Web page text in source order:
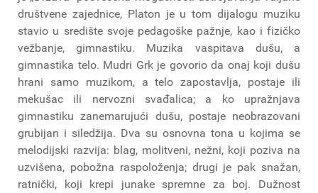
društvene zajednice, Platon je u tom dijalogu muziku
stavio u središte svoje pedagoške pažnje, kao i fizičko
vežbanje, gimnastiku. Muzika vaspitava dušu, a
gimnastika telo. Mudri Grk je govorio da onaj koji dušu
hrani samo muzikom, a telo zapostavlja, postaje ili
mekušac ili nervozni svađalica; a ko upražnjava
gimnastiku zanemarujući dušu, postaje neobrazovani
grubijan i siledžija. Dva su osnovna tona u kojima se
melodijski razvija: blag, molitveni, nežni, koji poziva na
uzvišena, pobožna raspoloženja; drugi je pak snažan,
ratnički, koji krepi junake spremne za boj. Dužnost